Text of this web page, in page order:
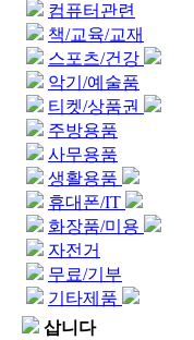
컴퓨터관련
책/교육/교재
스포츠/건강
악기/예술품
티켓/상품권
주방용품
사무용품
생활용품
휴대폰/IT
화장품/미용
자전거
무료/기부
기타제품
삽니다